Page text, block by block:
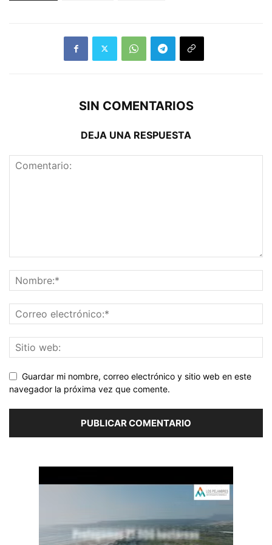
SIN COMENTARIOS
DEJA UNA RESPUESTA
Guardar mi nombre, correo electrónico y sitio web en este
navegador la próxima vez que comente.